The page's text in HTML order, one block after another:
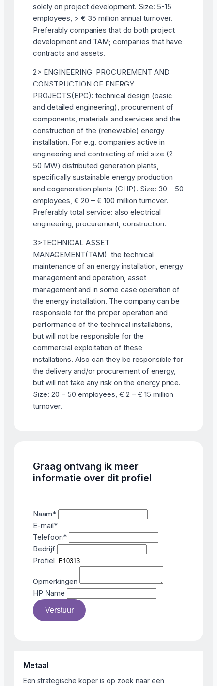
solely on project development. Size: 5-15
employees, > € 35 million annual turnover.
Preferably companies that do both project
development and TAM; companies that have
contracts and assets.
2> ENGINEERING, PROCUREMENT AND
CONSTRUCTION OF ENERGY
PROJECTS(EPC): technical design (basic
and detailed engineering), procurement of
components, materials and services and the
construction of the (renewable) energy
installation. For e.g. companies active in
engineering and contracting of mid size (2-
50 MW) distributed generation plants,
specifically sustainable energy production
and cogeneration plants (CHP). Size: 30 – 50
employees, € 20 – € 100 million turnover.
Preferably total service: also electrical
engineering, procurement, construction.
3>TECHNICAL ASSET
MANAGEMENT(TAM): the technical
maintenance of an energy installation, energy
management and operation, asset
management and in some case operation of
the energy installation. The company can be
responsible for the proper operation and
performance of the technical installations,
but will not be responsible for the
commercial exploitation of these
installations. Also can they be responsible for
the delivery and/or procurement of energy,
but will not take any risk on the energy price.
Size: 20 – 50 employees, € 2 – € 15 million
turnover.
Graag ontvang ik meer
informatie over dit profiel
Naam*
E-mail*
Telefoon*
Bedrijf
Profiel
Opmerkingen
HP Name
Verstuur
Metaal
Een strategische koper is op zoek naar een